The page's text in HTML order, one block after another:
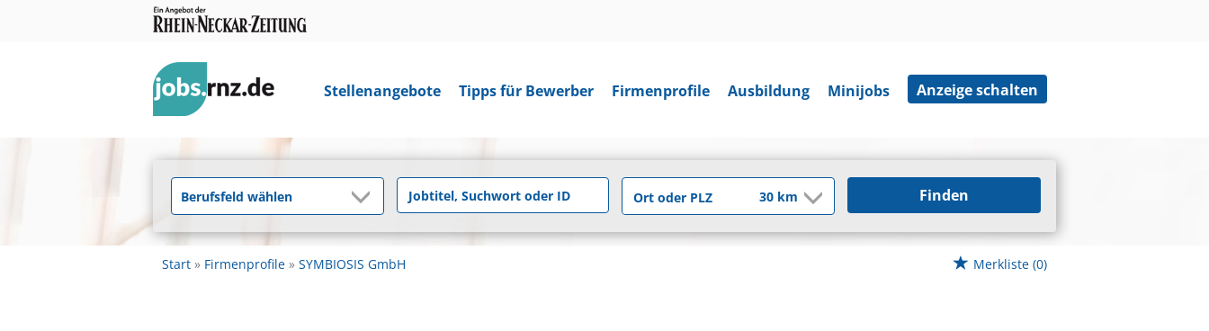
Stellenangebote Tipps für Bewerber Firmenprofile Ausbildung Minijobs Anzeige schalten
Finden
Start Firmenprofile SYMBIOSIS GmbH Merkliste (0)